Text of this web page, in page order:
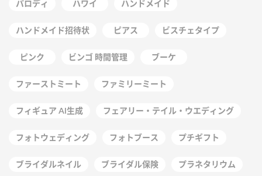
パロディ ハワイ ハンドメイド
ハンドメイド招待状 ピアス ビスチェタイプ
ピンク ビンゴ 時間管理 ブーケ
ファーストミート ファミリーミート
フィギュア AI生成 フェアリー・テイル・ウエディング
フォトウェディング フォトブース プチギフト
ブライダルネイル ブライダル保険 プラネタリウム